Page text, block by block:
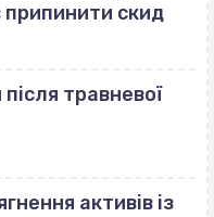
припинити скид
травневої
активів із